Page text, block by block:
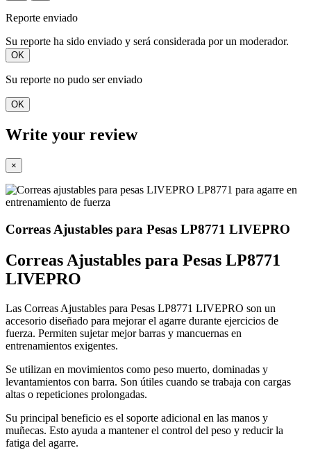
Reporte enviado
Su reporte ha sido enviado y será considerada por un moderador.
OK
Su reporte no pudo ser enviado
OK
Write your review
×
Correas Ajustables para Pesas LP8771 LIVEPRO
Correas Ajustables para Pesas LP8771
LIVEPRO
Las Correas Ajustables para Pesas LP8771 LIVEPRO son un
accesorio diseñado para mejorar el agarre durante ejercicios de
fuerza. Permiten sujetar mejor barras y mancuernas en
entrenamientos exigentes.
Se utilizan en movimientos como peso muerto, dominadas y
levantamientos con barra. Son útiles cuando se trabaja con cargas
altas o repeticiones prolongadas.
Su principal beneficio es el soporte adicional en las manos y
muñecas. Esto ayuda a mantener el control del peso y reducir la
fatiga del agarre.